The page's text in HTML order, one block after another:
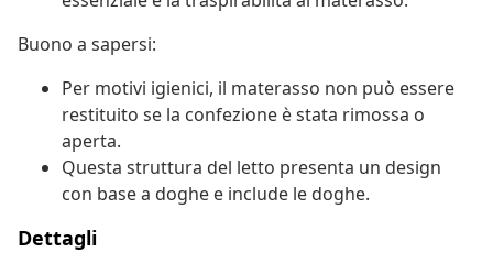
Buono a sapersi:
Per motivi igienici, il materasso non può essere
restituito se la confezione è stata rimossa o
aperta.
Questa struttura del letto presenta un design
con base a doghe e include le doghe.
Dettagli